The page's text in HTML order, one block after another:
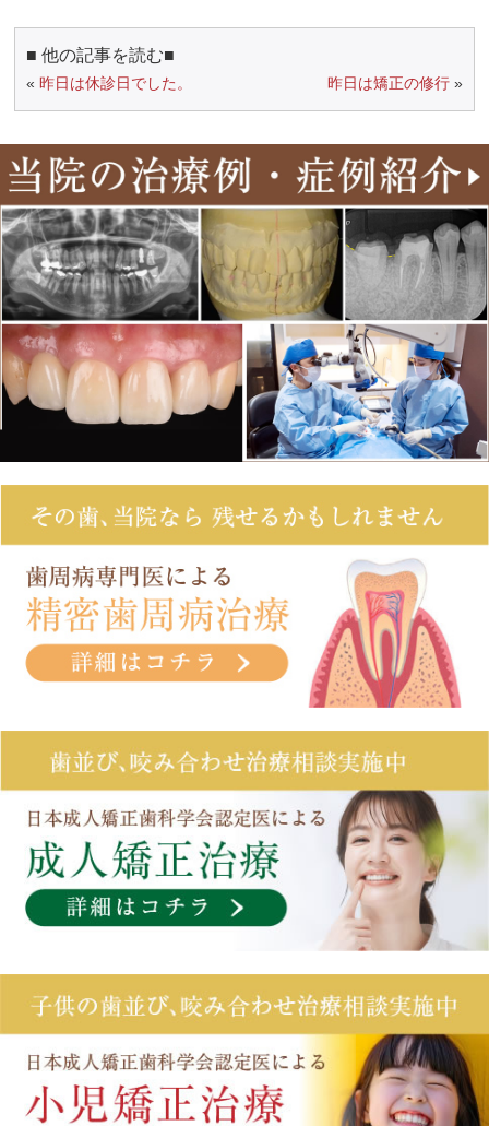
■ 他の記事を読む■
«昨日は休診日でした。 昨日は矯正の修行»